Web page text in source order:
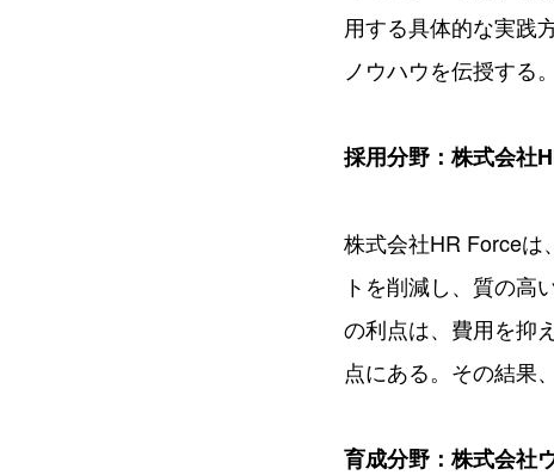
用する具体的な実践
ノウハウを伝授する。
採用分野：株式会社
株式会社HR Forceは
トを削減し、質の高
の利点は、費用を抑
点にある。その結果
育成分野：株式会社